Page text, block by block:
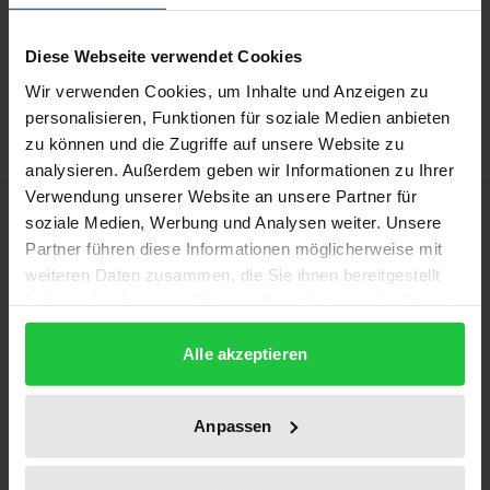
Diese Webseite verwendet Cookies
Wir verwenden Cookies, um Inhalte und Anzeigen zu
personalisieren, Funktionen für soziale Medien anbieten
zu können und die Zugriffe auf unsere Website zu
analysieren. Außerdem geben wir Informationen zu Ihrer
Verwendung unserer Website an unsere Partner für
soziale Medien, Werbung und Analysen weiter. Unsere
Partner führen diese Informationen möglicherweise mit
weiteren Daten zusammen, die Sie ihnen bereitgestellt
gesammelt haben.
Alle akzeptieren
Anpassen
Hinweise zu Versandkosten
Beschreibung
Instandhaltungsarbeiten an Bauwerken haben eine
zum 01. Januar 2018 entstand mit § 650a Abs. 2 BGB
das praktisch äußerst relevante Rechtsproblem,
inwieweit Verträge mit diesem Inhalt als
Bauverträge einzuordnen sind.